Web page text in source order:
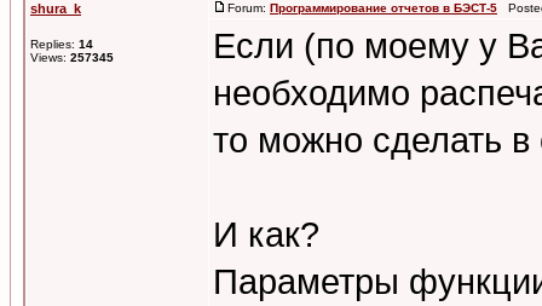
shura_k
Replies: 14
Views: 257345
Forum: Программирование отчетов в БЭСТ-5
Если (по моему у
необходимо
то можно сделать в
И как?
Параметры